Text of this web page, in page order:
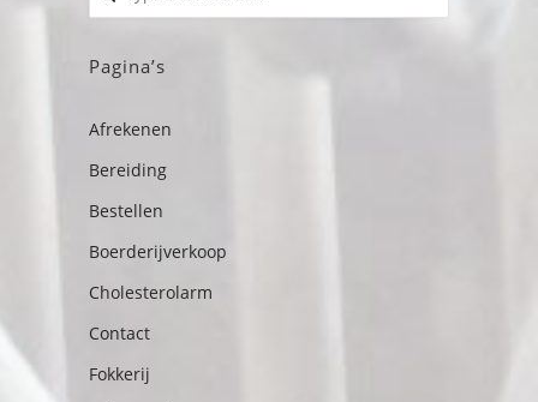
Pagina’s
Afrekenen
Bereiding
Bestellen
Boerderijverkoop
Cholesterolarm
Contact
Fokkerij